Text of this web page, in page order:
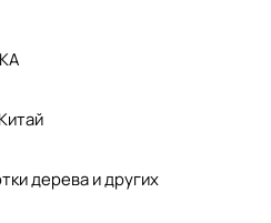
Китай
дерева и других